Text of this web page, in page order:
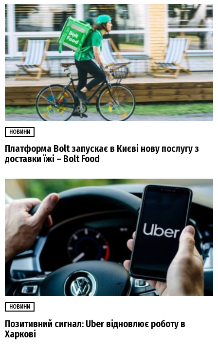
НОВИНИ
Платформа Bolt запускає в Києві нову послугу з
доставки їжі – Bolt Food
НОВИНИ
Позитивний сигнал: Uber відновлює роботу в
Харкові